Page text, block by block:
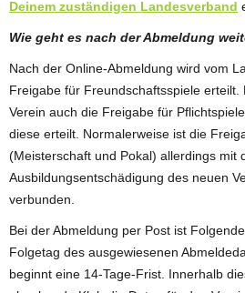
Deinem zuständigen Landesverband
Wie geht es nach der Abmeldung
Nach der Online-Abmeldung wird vom
Freigabe für Freundschaftsspiele erteilt.
Verein auch die Freigabe für
diese erteilt. Normalerweise ist die
(Meisterschaft und Pokal) allerdings mit
Ausbildungsentschädigung des neuen
verbunden.
Bei der Abmeldung per Post ist
Folgetag des ausgewiesenen
beginnt eine 14-Tage-Frist. Innerhalb